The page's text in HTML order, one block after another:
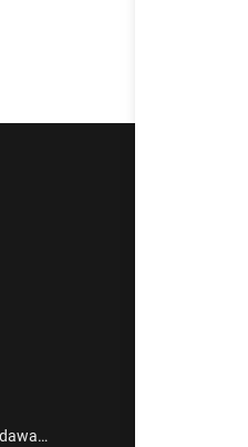
FAQ - Najczęściej zadawane pytania